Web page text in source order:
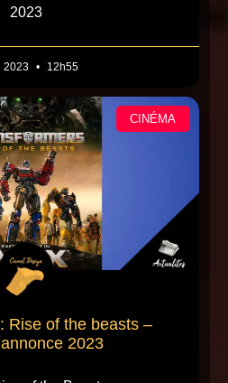
2023
2023 12h55
CINÉMA
Rise of the beasts –
2023